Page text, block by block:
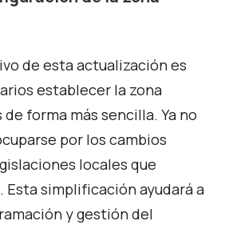
de esta actualización es
establecer la zona
forma más sencilla. Ya no
por los cambios
locales que
Esta simplificación ayudará a
y gestión del